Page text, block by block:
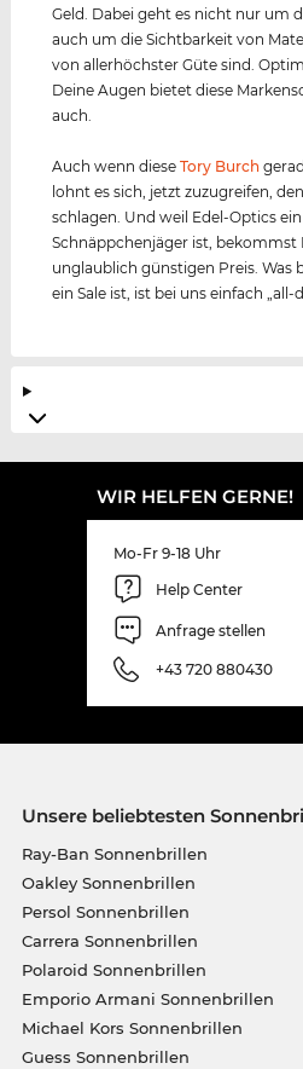
Geld. Dabei geht es nicht nur um
auch um die Sichtbarkeit von
von allerhöchster Güte sind.
Deine Augen bietet diese
auch.
Auch wenn dieseTory Burch
lohnt es sich, jetzt zuzugreifen,
schlagen. Und weil Edel-Optics
Schnäppchenjäger ist, bekommst
unglaublich günstigen Preis. Was
ein Sale ist, ist bei uns einfach „all-
WIR HELFEN GERNE!
Mo-Fr 9-18 Uhr
Help Center
Anfrage stellen
+43 720 880430
Unsere beliebtesten
Ray-Ban Sonnenbrillen
Oakley Sonnenbrillen
Persol Sonnenbrillen
Carrera Sonnenbrillen
Polaroid Sonnenbrillen
Emporio Armani Sonnenbrillen
Michael Kors Sonnenbrillen
Guess Sonnenbrillen